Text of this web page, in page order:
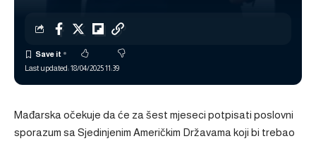
Last updated: 18/04/2025 11:39
Mađarska očekuje da će za šest mjeseci potpisati poslovni
sporazum sa Sjedinjenim Američkim Državama koji bi trebao